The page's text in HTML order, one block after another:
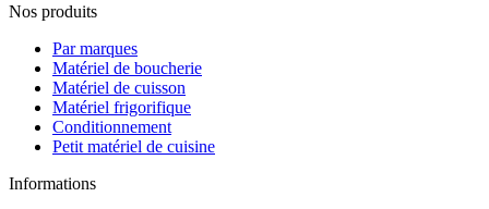
Nos produits
Par marques
Matériel de boucherie
Matériel de cuisson
Matériel frigorifique
Conditionnement
Petit matériel de cuisine
Informations